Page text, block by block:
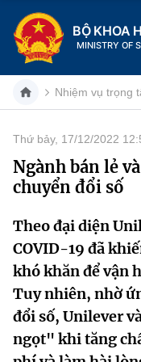
BỘ KHOA
MINISTRY OF
Danh mục
Trang chủ
Giới thiệu
Chức năng nhiệm
Cơ cấu tổ chức
Lịch sử phát triển
Tin tức sự kiện
Khoa học và
Đổi mới sáng tạo
Dịch vụ công
Hệ thống văn bản
Nhiệm vụ trọng
Thứ bảy, 17/12/2022
Ngành bán lẻ
chuyển đổi số
Theo đại diện
COVID-19 đã
khó khăn để vận
Tuy nhiên, nhờ
đổi số, Unilever
ngọt" khi tăng